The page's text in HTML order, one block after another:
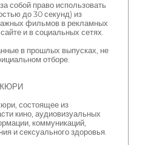
собой право использовать
до 30 секунд) из
фильмов в рекламных
и в социальных сетях.
в прошлых выпусках, не
отборе.
состоящее из
кино, аудиовизуальных
коммуникаций,
и сексуального здоровья.